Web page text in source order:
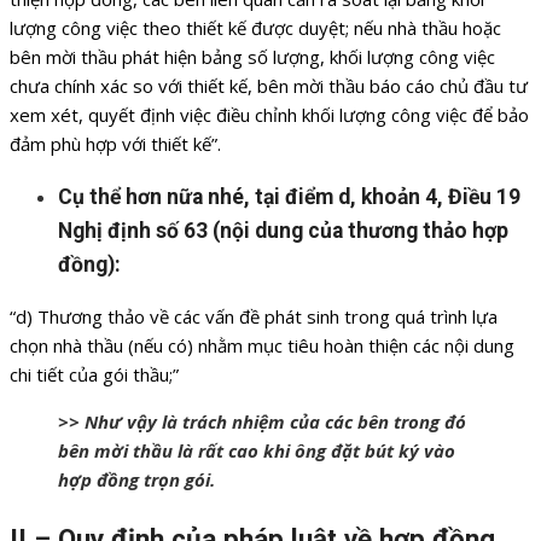
lượng công việc theo thiết kế được duyệt; nếu nhà thầu hoặc
bên mời thầu phát hiện bảng số lượng, khối lượng công việc
chưa chính xác so với thiết kế, bên mời thầu báo cáo chủ đầu tư
xem xét, quyết định việc điều chỉnh khối lượng công việc để bảo
đảm phù hợp với thiết kế”.
Cụ thể hơn nữa nhé, tại điểm d, khoản 4, Điều 19
Nghị định số 63 (nội dung của thương thảo hợp
đồng):
“d) Thương thảo về các vấn đề phát sinh trong quá trình lựa
chọn nhà thầu (nếu có) nhằm mục tiêu hoàn thiện các nội dung
chi tiết của gói thầu;”
>> Như vậy là trách nhiệm của các bên trong đó
bên mời thầu là rất cao khi ông đặt bút ký vào
hợp đồng trọn gói.